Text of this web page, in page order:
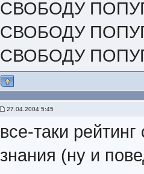
СВОБОДУ
СВОБОДУ
СВОБОДУ
27.04.2004 5:45
все-таки
знания (ну и